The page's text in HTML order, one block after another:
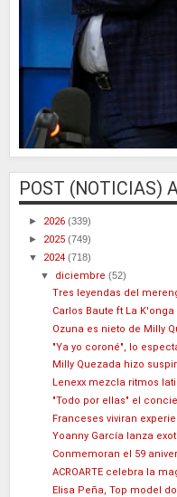
POST (NOTICIAS)
► 2026 (339)
► 2025 (749)
▼ 2024 (718)
▼ diciembre(52)
Tres leyendas del
Carlos Baute ft La
Ozuna es nieto de Milly
"Ya yo coroné", lo
Milly Quezada hizo
Lenexx mezcla ritmos
"Todo por ellas" el
Franceses viviran
Yoanny García lanza
Conmemoran el 59
ACROARTE celebra la
Elisa Peña, Top model